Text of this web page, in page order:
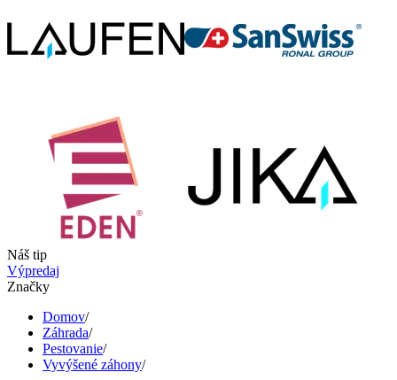
Náš tip
Výpredaj
Značky
Domov/
Záhrada/
Pestovanie/
Vyvýšené záhony/